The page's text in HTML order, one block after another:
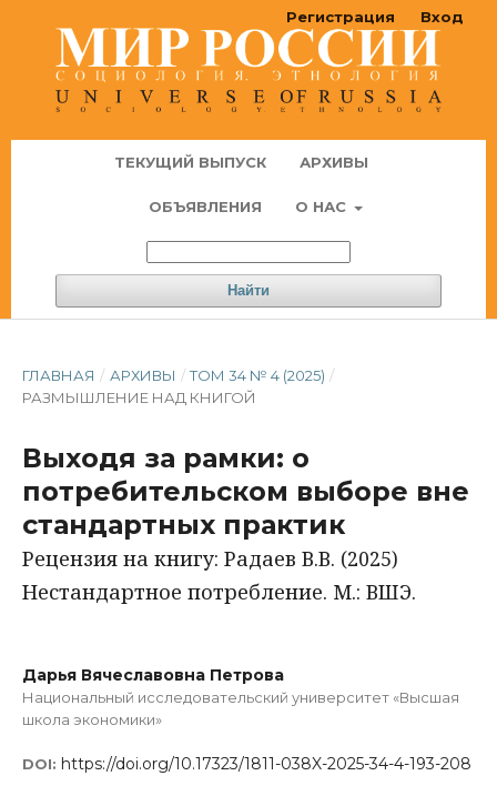
ТЕКУЩИЙ ВЫПУСК АРХИВЫ
ОБЪЯВЛЕНИЯ О НАС
Найти
Регистрация Вход
ГЛАВНАЯ / АРХИВЫ / ТОМ 34 № 4 (2025) /
РАЗМЫШЛЕНИЕ НАД КНИГОЙ
Выходя за рамки: о
потребительском выборе вне
стандартных практик
Рецензия на книгу: Радаев В.В. (2025)
Нестандартное потребление. М.: ВШЭ.
Дарья Вячеславовна Петрова
Национальный исследовательский университет «Высшая
школа экономики»
DOI: https://doi.org/10.17323/1811-038X-2025-34-4-193-208